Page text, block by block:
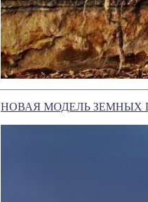
НОВАЯ МОДЕЛЬ